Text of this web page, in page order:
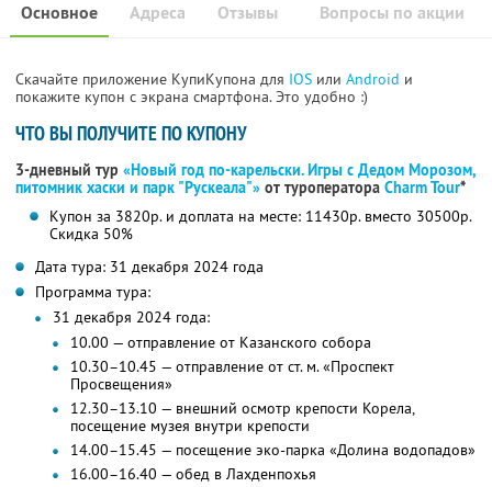
Основное Отзывы Вопросы по акции
Адреса
Скачайте приложение КупиКупона для IOS или Android и
покажите купон с экрана смартфона. Это удобно :)
ЧТО ВЫ ПОЛУЧИТЕ ПО КУПОНУ
3-дневный тур «Новый год по-карельски. Игры с Дедом Морозом,
питомник хаски и парк "Рускеала"» от туроператора Charm Tour*
Купон за 3820р. и доплата на месте: 11430р. вместо 30500р.
Скидка 50%
Дата тура: 31 декабря 2024 года
Программа тура:
31 декабря 2024 года:
10.00 — отправление от Казанского собора
10.30–10.45 — отправление от ст. м. «Проспект
Просвещения»
12.30–13.10 — внешний осмотр крепости Корела,
посещение музея внутри крепости
14.00–15.45 — посещение эко-парка «Долина водопадов»
16.00–16.40 — обед в Лахденпохья